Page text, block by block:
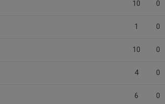
10 0
1 0
10 0
4 0
6 0